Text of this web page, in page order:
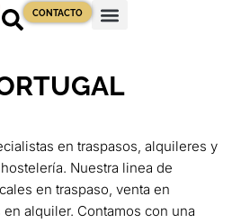
CONTACTO
en traspasos, alquileres y
Nuestra linea de
en traspaso, venta en
alquiler. Contamos con una